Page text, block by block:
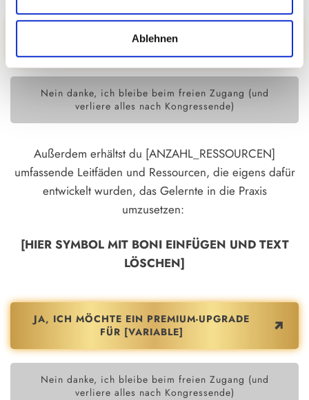
Ablehnen
JA, ICH MÖCHTE EIN PREMIUM-UPGRADE
FÜR [VARIABLE]
Nein danke, ich bleibe beim freien Zugang (und
verliere alles nach Kongressende)
Außerdem erhältst du [ANZAHL_RESSOURCEN]
umfassende Leitfäden und Ressourcen, die eigens dafür
entwickelt wurden, das Gelernte in die Praxis
umzusetzen:
[HIER SYMBOL MIT BONI EINFÜGEN UND TEXT
LÖSCHEN]
JA, ICH MÖCHTE EIN PREMIUM-UPGRADE
FÜR [VARIABLE]
Nein danke, ich bleibe beim freien Zugang (und
verliere alles nach Kongressende)